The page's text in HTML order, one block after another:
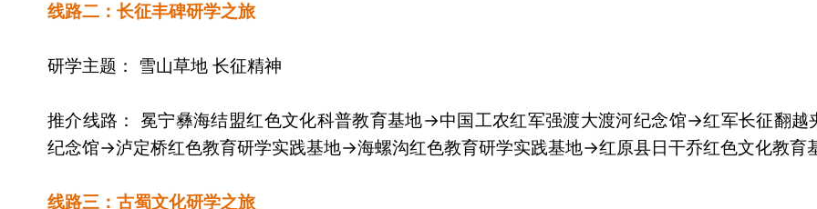
线路二：长征丰碑研学之旅
研学主题： 雪山草地 长征精神
推介线路： 冕宁彝海结盟红色文化科普教育基地→中国工农红军强渡大渡河纪念馆→红军长征翻越
纪念馆→泸定桥红色教育研学实践基地→海螺沟红色教育研学实践基地→红原县日干乔红色文化教育
线路三：古蜀文化研学之旅